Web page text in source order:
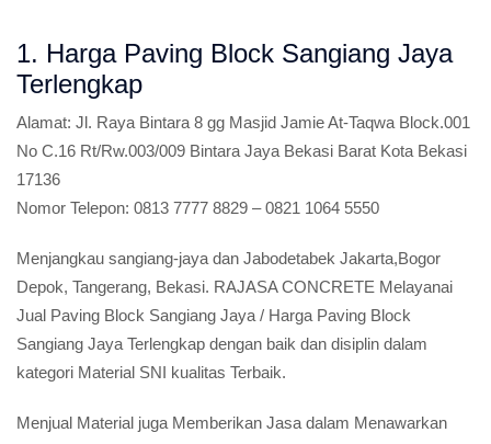
1. Harga Paving Block Sangiang Jaya
Terlengkap
Alamat: Jl. Raya Bintara 8 gg Masjid Jamie At-Taqwa Block.001
No C.16 Rt/Rw.003/009 Bintara Jaya Bekasi Barat Kota Bekasi
17136
Nomor Telepon: 0813 7777 8829 – 0821 1064 5550
Menjangkau sangiang-jaya dan Jabodetabek Jakarta,Bogor
Depok, Tangerang, Bekasi. RAJASA CONCRETE Melayanai
Jual Paving Block Sangiang Jaya / Harga Paving Block
Sangiang Jaya Terlengkap dengan baik dan disiplin dalam
kategori Material SNI kualitas Terbaik.
Menjual Material juga Memberikan Jasa dalam Menawarkan